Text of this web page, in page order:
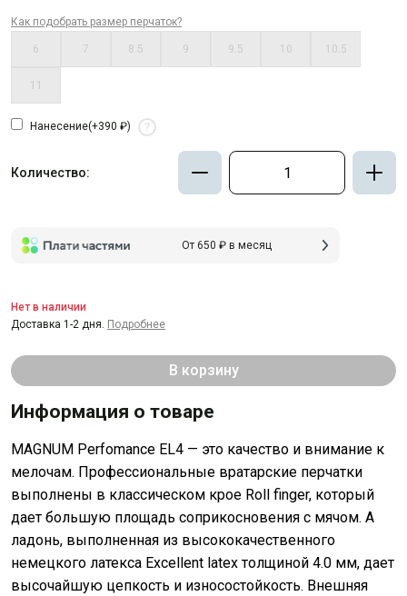
Как подобрать размер перчаток?
6 7 8.5 9 9.5 10 10.5
11
Нанесение(+390 ₽) ?
Количество:
От 650 ₽ в месяц
В корзину
Нет в наличии
Доставка 1-2 дня. Подробнее
Информация о товаре
MAGNUM Perfomance EL4 — это качество и внимание к
мелочам. Профессиональные вратарские перчатки
выполнены в классическом крое Roll finger, который
дает большую площадь соприкосновения с мячом. А
ладонь, выполненная из высококачественного
немецкого латекса Excellent latex толщиной 4.0 мм, дает
высочайшую цепкость и износостойкость. Внешняя